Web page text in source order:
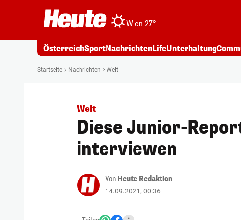
Wien 27°
ÖsterreichSportNachrichtenLifeUnterhaltung
Startseite Nachrichten Welt
Welt
Diese Junior-
interviewen
Von Heute Redaktion
14.09.2021, 00:36